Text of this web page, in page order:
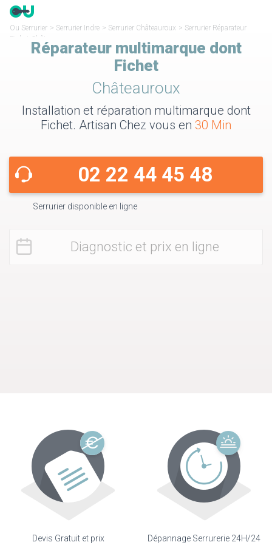
Ou Serrurier > Serrurier Indre > Serrurier Châteauroux > Serrurier Réparateur
Fichet Châteauroux
Réparateur multimarque dont
Fichet
Châteauroux
Installation et réparation multimarque dont
Fichet. Artisan Chez vous en 30 Min
02 22 44 45 48
Serrurier disponible en ligne
Diagnostic et prix en ligne
Devis Gratuit et prix
Dépannage Serrurerie 24H/24